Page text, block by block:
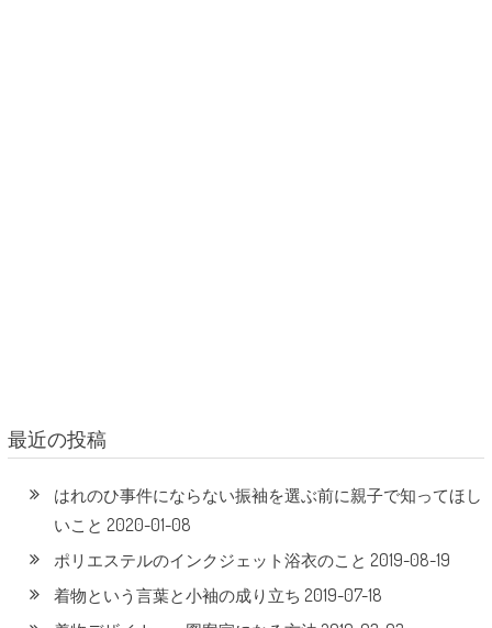
最近の投稿
はれのひ事件にならない振袖を選ぶ前に親子で知ってほし
いこと 2020-01-08
ポリエステルのインクジェット浴衣のこと 2019-08-19
着物という言葉と小袖の成り立ち 2019-07-18